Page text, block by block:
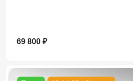
69 800 ₽